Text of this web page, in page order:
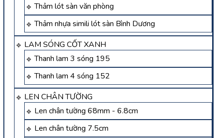
Thảm lót sàn văn phòng
Thảm nhựa simili lót sàn Bình Dương
LAM SÓNG CỐT XANH
Thanh lam 3 sóng 195
Thanh lam 4 sóng 152
LEN CHÂN TƯỜNG
Len chân tường 68mm - 6.8cm
Len chân tường 7.5cm